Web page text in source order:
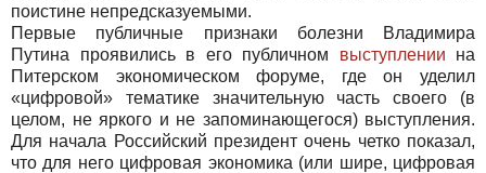
поистине непредсказуемыми.
Первые публичные признаки болезни Владимира
Путина проявились в его публичном выступлении на
Питерском экономическом форуме, где он уделил
«цифровой» тематике значительную часть своего (в
целом, не яркого и не запоминающегося) выступления.
Для начала Российский президент очень четко показал,
что для него цифровая экономика (или шире, цифровая